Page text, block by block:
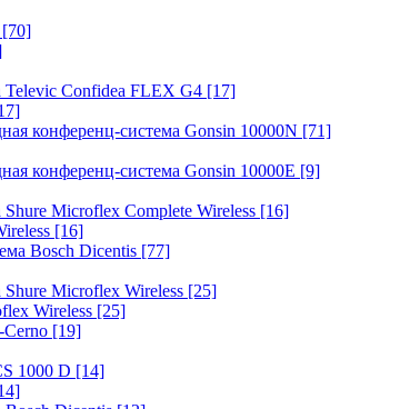
[70]
Televic Confidea FLEX G4 [17]
конференц-система Gonsin 10000N [71]
конференц-система Gonsin 10000E [9]
Microflex Complete Wireless [16]
[16]
Bosch Dicentis [77]
Microflex Wireless [25]
Wireless [25]
Cerno [19]
1000 D [14]